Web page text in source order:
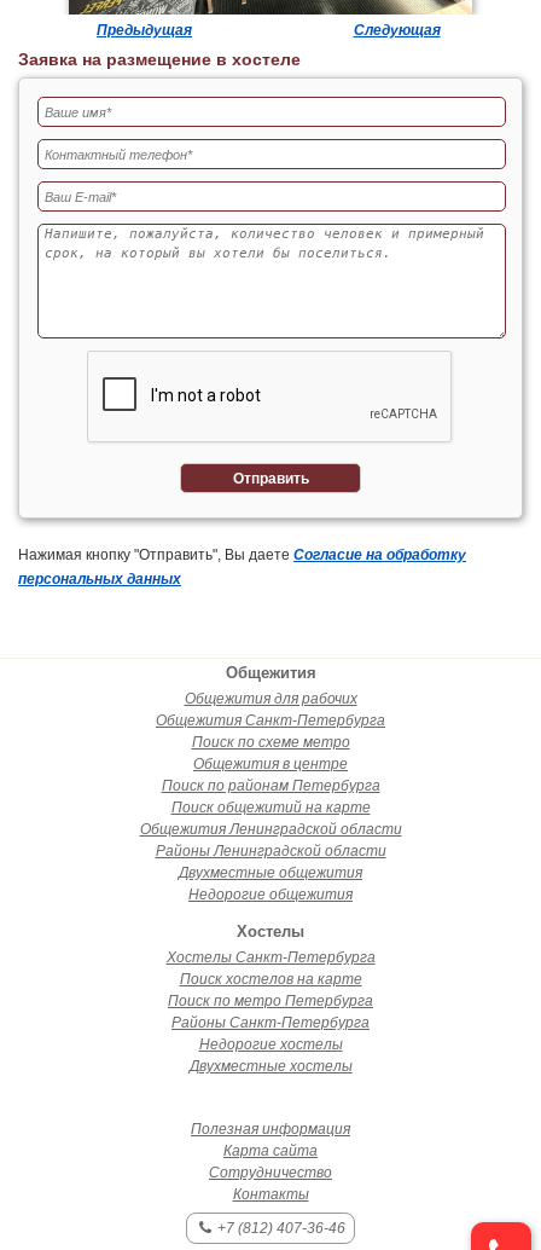
Предыдущая Следующая
Заявка на размещение в хостеле
Отправить
Нажимая кнопку "Отправить", Вы даете Согласие на обработку
персональных данных
Общежития
Общежития для рабочих
Общежития Санкт-Петербурга
Поиск по схеме метро
Общежития в центре
Поиск по районам Петербурга
Поиск общежитий на карте
Общежития Ленинградской области
Районы Ленинградской области
Двухместные общежития
Недорогие общежития
Хостелы
Хостелы Санкт-Петербурга
Поиск хостелов на карте
Поиск по метро Петербурга
Районы Санкт-Петербурга
Недорогие хостелы
Двухместные хостелы
Полезная информация
Карта сайта
Сотрудничество
Контакты
+7 (812) 407-36-46